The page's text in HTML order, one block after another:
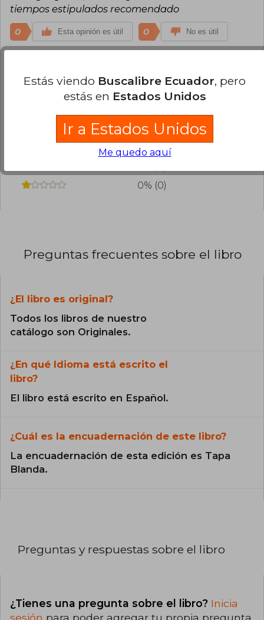
tiempos estipulados recomendado
0 Esta opinión es útil 0 No es útil
agregar tu propia evaluación.
0% (0)
0% (0)
0% (0)
Preguntas frecuentes sobre el libro
¿El libro es original?
Todos los libros de nuestro
catálogo son Originales.
¿En qué Idioma está escrito el
libro?
El libro está escrito en Español.
¿Cuál es la encuadernación de este libro?
La encuadernación de esta edición es Tapa
Blanda.
Preguntas y respuestas sobre el libro
¿Tienes una pregunta sobre el libro? Inicia
sesión para poder agregar tu propia pregunta.
Estás viendo Buscalibre Ecuador, pero
estás en Estados Unidos
Ir a Estados Unidos
Me quedo aquí